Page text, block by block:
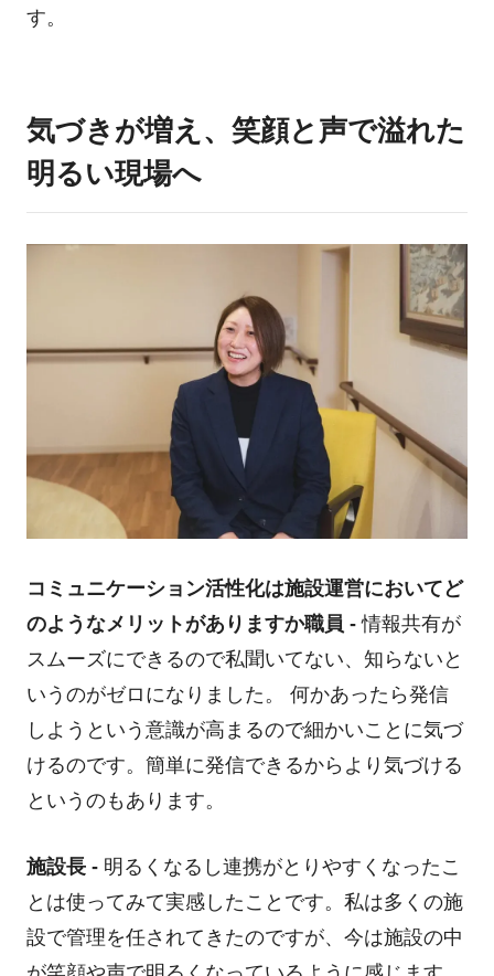
す。
気づきが増え、笑顔と声で溢れた
明るい現場へ
コミュニケーション活性化は施設運営においてど
のようなメリットがありますか職員 -情報共有が
スムーズにできるので私聞いてない、知らないと
いうのがゼロになりました。 何かあったら発信
しようという意識が高まるので細かいことに気づ
けるのです。簡単に発信できるからより気づける
というのもあります。
施設長 - 明るくなるし連携がとりやすくなったこ
とは使ってみて実感したことです。私は多くの施
設で管理を任されてきたのですが、今は施設の中